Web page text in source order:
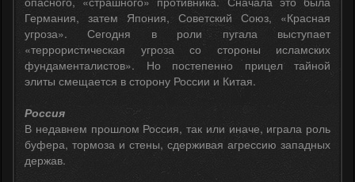
Германия, затем Япония, Советский Союз, «Красная
угроза». Сегодня в роли пугала выступает
«террористическая угроза со стороны исламских
фундаменталистов». Но постепенно прицел тайной
элиты смещается в сторону России и Китая.
Россия
В недавнем прошлом Россия, так или иначе, играла роль
буфера, тормоза и стены, сдерживая агрессию западных
держав.